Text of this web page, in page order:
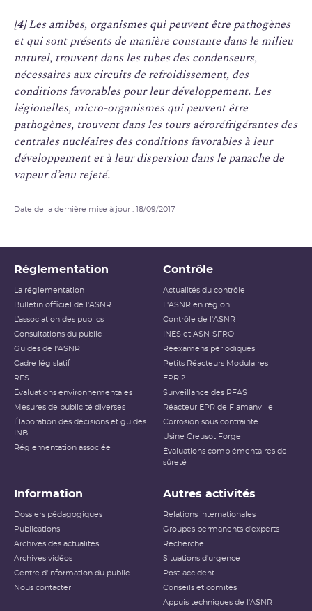
[4]Les amibes, organismes qui peuvent être pathogènes
et qui sont présents de manière constante dans le milieu
naturel, trouvent dans les tubes des condenseurs,
nécessaires aux circuits de refroidissement, des
conditions favorables pour leur développement. Les
légionelles, micro-organismes qui peuvent être
pathogènes, trouvent dans les tours aéroréfrigérantes des
centrales nucléaires des conditions favorables à leur
développement et à leur dispersion dans le panache de
vapeur d’eau rejeté.
Date de la dernière mise à jour : 18/09/2017
Réglementation
La réglementation
Bulletin officiel de l'ASNR
L’association des publics
Consultations du public
Guides de l'ASNR
Cadre législatif
RFS
Évaluations environnementales
Mesures de publicité diverses
Élaboration des décisions et guides
INB
Réglementation associée
Contrôle
Actualités du contrôle
L'ASNR en région
Contrôle de l'ASNR
INES et ASN-SFRO
Réexamens périodiques
Petits Réacteurs Modulaires
EPR 2
Surveillance des PFAS
Réacteur EPR de Flamanville
Corrosion sous contrainte
Usine Creusot Forge
Évaluations complémentaires de
sûreté
Information
Dossiers pédagogiques
Publications
Archives des actualités
Archives vidéos
Centre d'information du public
Nous contacter
Autres activités
Relations internationales
Groupes permanents d'experts
Recherche
Situations d'urgence
Post-accident
Conseils et comités
Appuis techniques de l'ASNR